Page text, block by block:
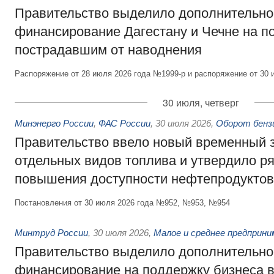
Правительство выделило
финансирование Дагестану и Чечне на
пострадавшим от наводнения
Распоряжение от 28 июля 2026 года №1999-р и распоряжение от
30 июля, четверг
Минэнерго России, ФАС России, 30 июля 2026, Оборот
Правительство ввело новый временный
отдельных видов топлива и утвердило
повышения доступности нефтепродуктов
Постановления от 30 июля 2026 года №952, №953, №954
Минтруд России, 30 июля 2026, Малое и среднее
Правительство выделило
финансирование на поддержку бизнеса